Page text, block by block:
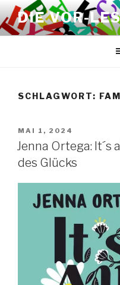
Zum
Inhalt
springen
DIE VOR-
SCHLAGWORT:
VERÖFFENTLICHT
AM
MAI 1, 2024
Jenna Ortega: It´s
des Glücks